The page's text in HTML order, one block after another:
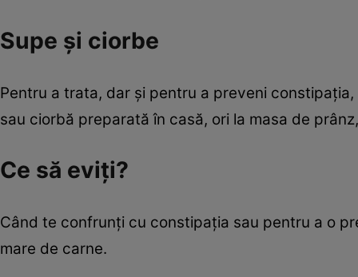
Supe și ciorbe
Pentru a trata, dar și pentru a preveni
sau ciorbă preparată în casă, ori la masa de
Ce să eviți?
Când te confrunți cu constipația sau pentru a o
mare de carne.